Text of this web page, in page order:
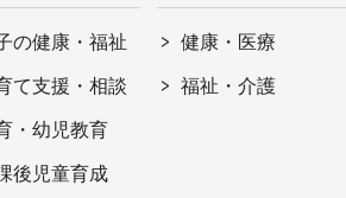
の健康・福祉
て支援・相談
・幼児教育
後児童育成
健康・医療
福祉・介護